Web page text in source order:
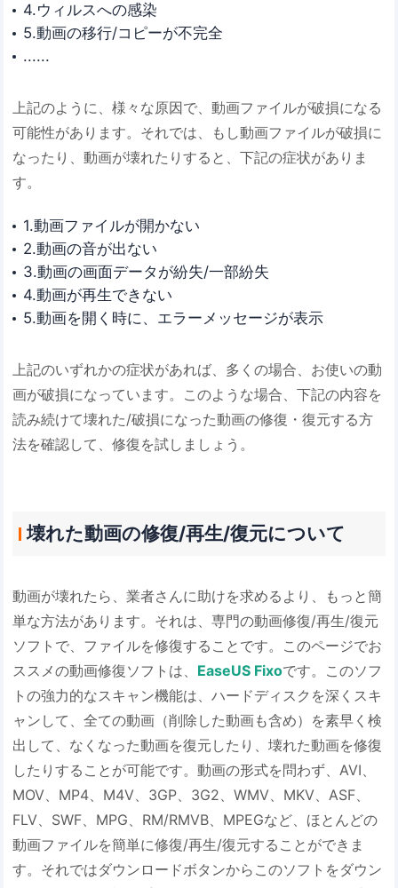
4.ウィルスへの感染
5.動画の移行/コピーが不完全
......
上記のように、様々な原因で、動画ファイルが破損になる
可能性があります。それでは、もし動画ファイルが破損に
なったり、動画が壊れたりすると、下記の症状がありま
す。
1.動画ファイルが開かない
2.動画の音が出ない
3.動画の画面データが紛失/一部紛失
4.動画が再生できない
5.動画を開く時に、エラーメッセージが表示
上記のいずれかの症状があれば、多くの場合、お使いの動
画が破損になっています。このような場合、下記の内容を
読み続けて壊れた/破損になった動画の修復・復元する方
法を確認して、修復を試しましょう。
壊れた動画の修復/再生/復元について
動画が壊れたら、業者さんに助けを求めるより、もっと簡
単な方法があります。それは、専門の動画修復/再生/復元
ソフトで、ファイルを修復することです。このページでお
ススメの動画修復ソフトは、 EaseUS Fixoです。このソフ
トの強力的なスキャン機能は、ハードディスクを深くスキ
ャンして、全ての動画（削除した動画も含め）を素早く検
出して、なくなった動画を復元したり、壊れた動画を修復
したりすることが可能です。動画の形式を問わず、AVI、
MOV、MP4、M4V、3GP、3G2、WMV、MKV、ASF、
FLV、SWF、MPG、RM/RMVB、MPEGなど、ほとんどの
動画ファイルを簡単に修復/再生/復元することができま
す。それではダウンロードボタンからこのソフトをダウン